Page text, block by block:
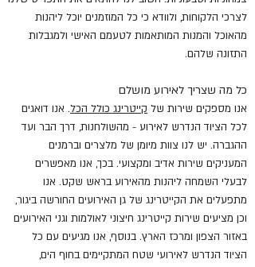
לצרכי הלקוחות, ולוודא כי כל המוזמנים יוכל ליהנות
מהאוכל והמנות המותאמות לטעמם האישי ולמגבלות
התזונה שלהם.
כל מה שצריך לאירוע מושלם
אנו מספקים שירות של קייטרינג כולל הכל. אנו דואגים
לכל הציוד הנדרש לאירוע - מהשולחנות, דרך הבר ועד
ההגברה. יש לנו צוות מיומן של מלצרים וברמנים
המעניקים שירות אדיב ומקצועי. בכך, אנו מאפשרים
לבעלי השמחה ליהנות מהאירוע בראש שקט. אנו
מתפעלים את הקייטרינג של גן האירועים החורשה ביגור,
וכן מציעים שירות קייטרינג חיצוני לאולמות וגני האירועים
באזור הצפון ומרכז הארץ. בנוסף, אנו מגיעים עם כל
הציוד הנדרש לאירועי שטח המתקיימים בחוף הים,